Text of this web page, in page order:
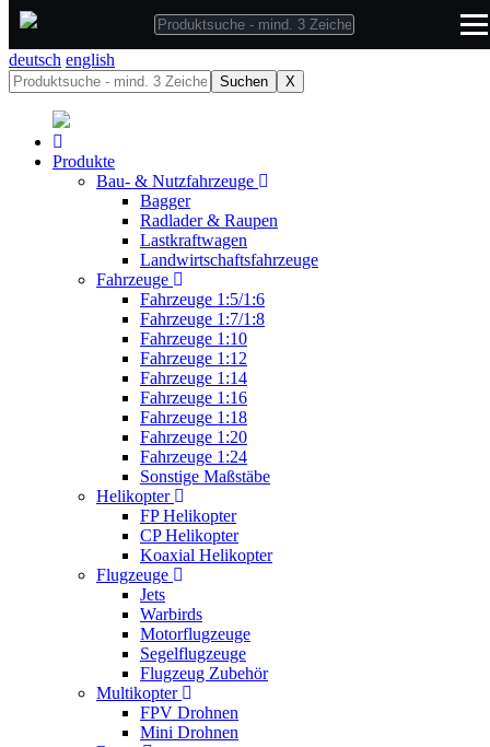
deutsch english
Suchen X
Produkte
Bau- & Nutzfahrzeuge
Bagger
Radlader & Raupen
Lastkraftwagen
Landwirtschaftsfahrzeuge
Fahrzeuge
Fahrzeuge 1:5/1:6
Fahrzeuge 1:7/1:8
Fahrzeuge 1:10
Fahrzeuge 1:12
Fahrzeuge 1:14
Fahrzeuge 1:16
Fahrzeuge 1:18
Fahrzeuge 1:20
Fahrzeuge 1:24
Sonstige Maßstäbe
Helikopter
FP Helikopter
CP Helikopter
Koaxial Helikopter
Flugzeuge
Jets
Warbirds
Motorflugzeuge
Segelflugzeuge
Flugzeug Zubehör
Multikopter
FPV Drohnen
Mini Drohnen